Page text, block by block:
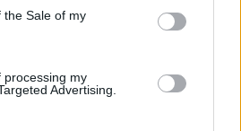
the Sale of my
processing my
Advertising.